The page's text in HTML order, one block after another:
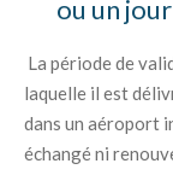
ou un
La période de
laquelle il est
dans un aéroport
échangé ni